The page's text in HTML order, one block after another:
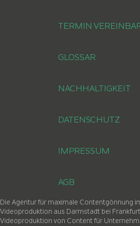
TERMIN
GLOSSAR
NACHHALTIGKEIT
DATENSCHUTZ
IMPRESSUM
AGB
Die Agentur für maximale Contentgönnung
Videoproduktion aus Darmstadt bei
Videoproduktion von Content für